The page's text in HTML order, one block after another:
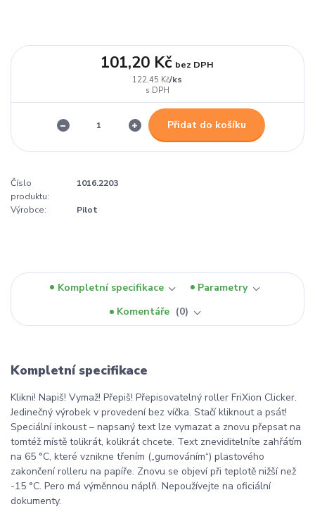
122,45 Kč/ks
101,20 Kč bez DPH
Přidat do košíku
Číslo
produktu:
1016.2203
Výrobce: Pilot
Kompletní specifikace
Parametry
Komentáře
0
Kompletní specifikace
Klikni! Napiš! Vymaž! Přepiš! Přepisovatelný roller FriXion Clicker.
Jedinečný výrobek v provedení bez víčka. Stačí kliknout a psát!
Speciální inkoust – napsaný text lze vymazat a znovu přepsat na
tomtéž místě tolikrát, kolikrát chcete. Text zneviditelníte zahřátím
na 65 °C, které vznikne třením („gumováním“) plastového
zakončení rolleru na papíře. Znovu se objeví při teplotě nižší než
-15 °C. Pero má výměnnou náplň. Nepoužívejte na oficiální
dokumenty.